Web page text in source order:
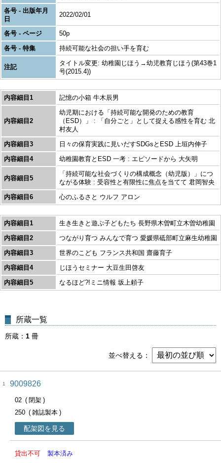
各号 - 出版年月
日
2022/02/01
各号 - ページ
50p
各号 - 特集
持続可能な社会の担い手を育む
注記
タイトル変更: 幼稚園じほう→幼児教育じほう(第43巻1
号(2015.4))
内容細目1 記憶の小箱 牛木辰男
内容細目2
幼児期における「持続可能な開発のための教育
（ESD）」 : 「自分ごと」として捉える感性を育む 北
村友人
内容細目3
日々の保育実践に見いだすSDGsとESD 上垣内伸子
内容細目4
幼稚園教育とESD 一考 : エピソードから 大矢明
内容細目5
「持続可能な社会づくりの構成概念（幼児版）」につ
ながる体験 : 受容性と有限性に焦点を当てて 君岡智央
内容細目6
心のふるさと ウルフ アロン
内容細目1
生き生きと遊ぶ子どもたち 長野県木曽町立木曽幼稚園
内容細目2
つながり育つ みんなで育つ 愛媛県砥部町立麻生幼稚園
内容細目3
世界のこども フランス共和国 齋藤育子
内容細目4
じほうセミナー 大豆生田啓友
内容細目5
なるほど?!ミニ情報 坂上頼子
所蔵一覧
所蔵 1 冊
並べ替える
1 9009826
02
閉架
250
雑誌製本
配架図を見る
貸出不可 製本済み